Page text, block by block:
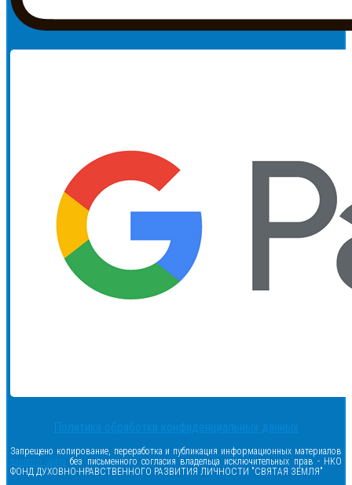
Политика обработки конфиденциальных данных
Запрещено копирование, переработка и публикация информационных материалов
данного сайта без письменного согласия владельца исключительных прав - НКО
ФОНД ДУХОВНО-НРАВСТВЕННОГО РАЗВИТИЯ ЛИЧНОСТИ "СВЯТАЯ ЗЕМЛЯ"